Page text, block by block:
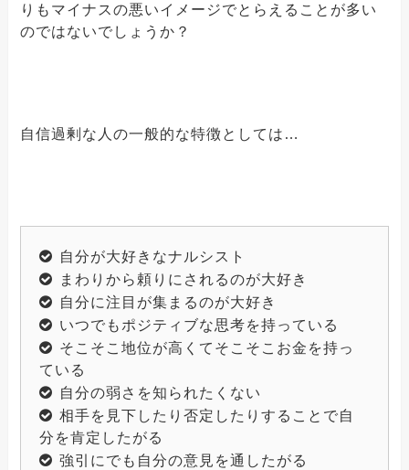
りもマイナスの悪いイメージでとらえることが多い
のではないでしょうか？
自信過剰な人の一般的な特徴としては…
自分が大好きなナルシスト
まわりから頼りにされるのが大好き
自分に注目が集まるのが大好き
いつでもポジティブな思考を持っている
そこそこ地位が高くてそこそこお金を持っ
ている
自分の弱さを知られたくない
相手を見下したり否定したりすることで自
分を肯定したがる
強引にでも自分の意見を通したがる